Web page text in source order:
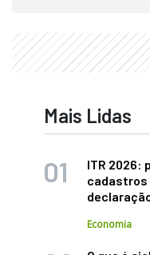
Mais Lidas
ITR 2026:
cadastros
Economia